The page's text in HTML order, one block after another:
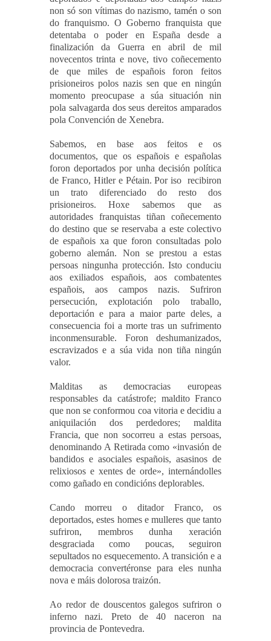
non só son vítimas do nazismo, tamén o son
do franquismo. O Goberno franquista que
detentaba o poder en España desde a
finalización da Guerra en abril demil
novecentos trinta e nove, tivo coñecemento
de que miles de españois foron feitos
prisioneiros polos nazis sen que en ningún
momento preocupase a súa situación nin
pola salvagarda dos seus dereitos amparados
pola Convención de Xenebra.
Sabemos, en base aos feitos e os
documentos, que os españois e españolas
foron deportados por unha decisión política
de Franco, Hitler e Pétain. Por iso
recibiron
un trato diferenciado do resto dos
prisioneiros. Hoxe sabemos que as
autoridades franquistas tiñan coñecemento
do destino que se reservaba a este colectivo
de españois xa que foron consultadas polo
goberno alemán. Non se prestou a estas
persoas ningunha protección.Isto conduciu
aos exiliados españois, aos combatentes
españois, aos campos nazis. Sufriron
persecución, explotación polo traballo,
deportación e para a maior parte deles, a
consecuencia foi a morte tras un sufrimento
inconmensurable. Foron deshumanizados,
escravizados e a súa vida non tiña ningún
valor.
Malditas as democracias europeas
responsables da catástrofe; maldito Franco
que non se conformou coa vitoria e decidiu a
aniquilación dos perdedores; maldita
Francia, que non socorreu a estas persoas,
denominando A Retirada como «invasión de
bandidos e asociales españois, asasinos de
relixiosos e xentes de orde», internándolles
como gañado en condicións deplorables.
Cando morreu o ditador Franco, os
deportados, estes homes e mulleres que tanto
sufriron, membros dunha xeración
desgraciada como poucas, seguiron
sepultados no esquecemento. A transición e a
democracia convertéronse para eles nunha
nova e máis dolorosa traizón.
Ao redor de douscentos galegos sufriron o
inferno nazi. Preto de 40 naceron na
provincia de Pontevedra.